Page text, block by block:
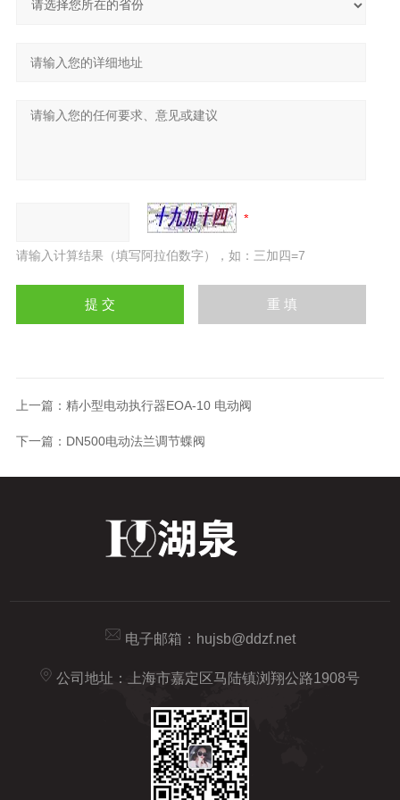
请输入计算结果（填写阿拉伯数字），如：三加四=7
上一篇： 精小型电动执行器EOA-10 电动阀
下一篇： DN500电动法兰调节蝶阀
电子邮箱： hujsb@ddzf.net
公司地址：上海市嘉定区马陆镇浏翔公路1908号